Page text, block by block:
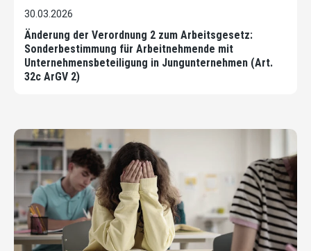
30.03.2026
Änderung der Verordnung 2 zum Arbeitsgesetz:
Sonderbestimmung für Arbeitnehmende mit
Unternehmensbeteiligung in Jungunternehmen (Art.
32c ArGV 2)